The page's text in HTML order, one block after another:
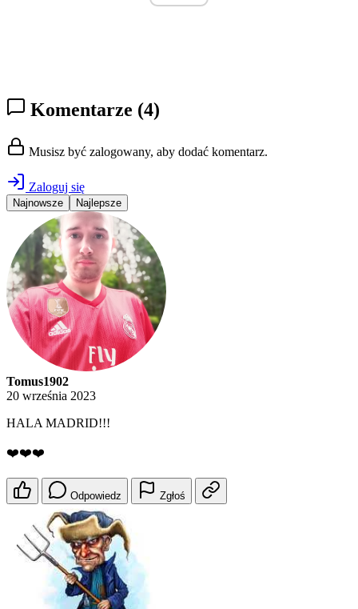
Komentarze (4)
Musisz być zalogowany, aby dodać komentarz.
Zaloguj się
Najnowsze Najlepsze
Tomus1902
20 września 2023
HALA MADRID!!!
❤️❤️❤️
Odpowiedz Zgłoś